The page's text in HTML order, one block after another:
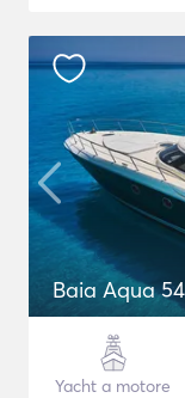
Baia Aqua 54
Yacht a motore